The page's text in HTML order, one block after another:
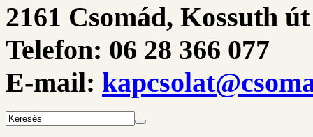
2161 Csomád, Kossuth
Telefon: 06 28 366 077
E-mail: